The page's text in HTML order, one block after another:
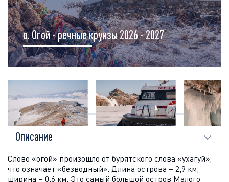
о. Огой - речные круизы 2026 - 2027
ОПИСАНИЕ
Описание
Слово «огой» произошло от бурятского слова «ухагуй»,
что означает «безводный». Длина острова – 2,9 км,
ширина – 0,6 км. Это самый большой остров Малого